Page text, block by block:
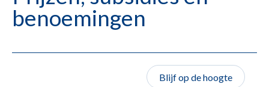
benoemingen
Blijf op de hoogte